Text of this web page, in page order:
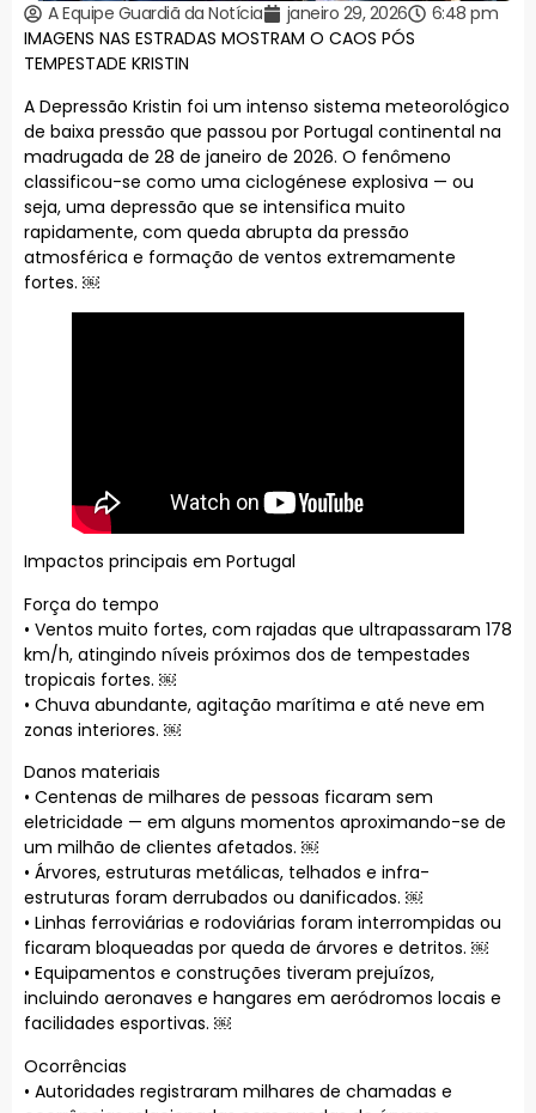
A Equipe Guardiã da Notícia janeiro 29, 2026
6:48 pm
IMAGENS NAS ESTRADAS MOSTRAM O CAOS PÓS
TEMPESTADE KRISTIN
A Depressão Kristin foi um intenso sistema meteorológico
de baixa pressão que passou por Portugal continental na
madrugada de 28 de janeiro de 2026. O fenômeno
classificou-se como uma ciclogénese explosiva — ou
seja, uma depressão que se intensifica muito
rapidamente, com queda abrupta da pressão
atmosférica e formação de ventos extremamente
fortes. ￼
Impactos principais em Portugal
Força do tempo
• Ventos muito fortes, com rajadas que ultrapassaram 178
km/h, atingindo níveis próximos dos de tempestades
tropicais fortes. ￼
• Chuva abundante, agitação marítima e até neve em
zonas interiores. ￼
Danos materiais
• Centenas de milhares de pessoas ficaram sem
eletricidade — em alguns momentos aproximando-se de
um milhão de clientes afetados. ￼
• Árvores, estruturas metálicas, telhados e infra-
estruturas foram derrubados ou danificados. ￼
• Linhas ferroviárias e rodoviárias foram interrompidas ou
ficaram bloqueadas por queda de árvores e detritos. ￼
• Equipamentos e construções tiveram prejuízos,
incluindo aeronaves e hangares em aeródromos locais e
facilidades esportivas. ￼
Ocorrências
• Autoridades registraram milhares de chamadas e